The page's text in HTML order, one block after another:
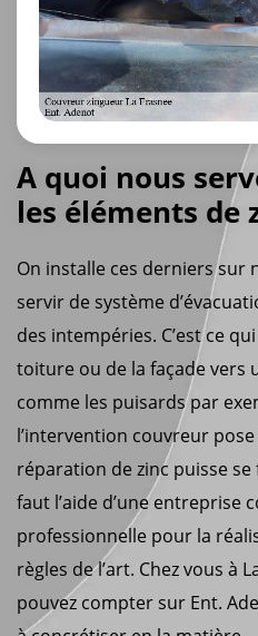
A quoi nous
les éléments de
On installe ces derniers
servir de système
des intempéries. C’est ce
toiture ou de la façade
comme les puisards par
l’intervention couvreur
réparation de zinc puisse
faut l’aide d’une entreprise
professionnelle pour la
règles de l’art. Chez vous à
pouvez compter sur Ent.